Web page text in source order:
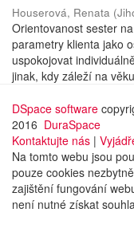
Houserová, Renata (
Orientovanost sester
parametry klienta jako
uspokojovat
jinak, kdy záleží na
DSpace software
2016 DuraSpace
Kontaktujte nás |
Na tomto webu jsou
pouze cookies
zajištění fungování
není nutné získat